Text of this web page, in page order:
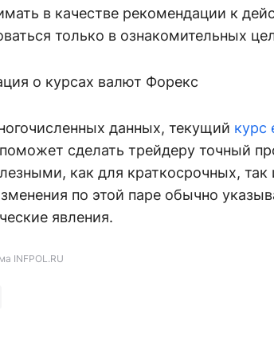
в качестве рекомендации к
только в ознакомительных
о курсах валют Форекс
данных, текущий курс
сделать трейдеру точный
как для краткосрочных,
по этой паре обычно
явления.
INFPOL.RU